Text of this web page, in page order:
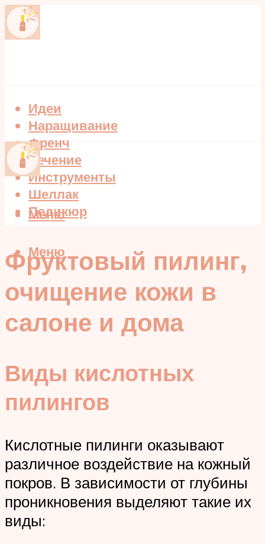
Идеи
Наращивание
Френч
Лечение
Инструменты
Шеллак
Педикюр
Меню
Меню
Фруктовый пилинг,
очищение кожи в
салоне и дома
Виды кислотных
пилингов
Кислотные пилинги оказывают
различное воздействие на кожный
покров. В зависимости от глубины
проникновения выделяют такие их
виды: